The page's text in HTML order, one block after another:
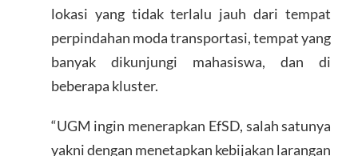
lokasi yang tidak terlalu jauh dari tempat
perpindahan moda transportasi, tempat yang
banyak dikunjungi mahasiswa, dan di
beberapa kluster.
“UGM ingin menerapkan EfSD, salah satunya
yakni dengan menetapkan kebijakan larangan